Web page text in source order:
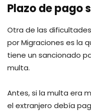
Plazo de pago
Otra de las
por Migraciones es la
tiene un sancionado
multa.
Antes, si la multa era
el extranjero debía